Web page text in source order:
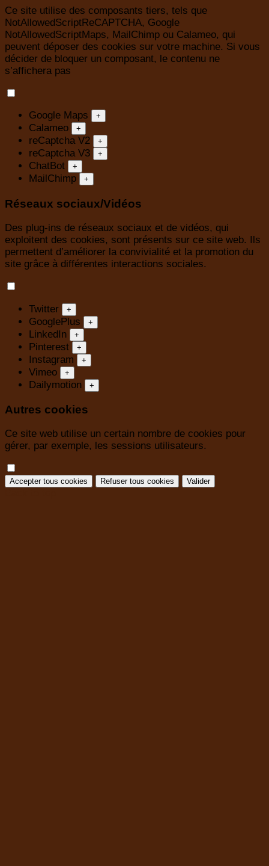
Ce site utilise des composants tiers, tels que
NotAllowedScriptReCAPTCHA, Google
NotAllowedScriptMaps, MailChimp ou Calameo, qui
peuvent déposer des cookies sur votre machine. Si vous
décider de bloquer un composant, le contenu ne
s’affichera pas
Google Maps +
Calameo +
reCaptcha V2 +
reCaptcha V3 +
ChatBot +
MailChimp +
Réseaux sociaux/Vidéos
Des plug-ins de réseaux sociaux et de vidéos, qui
exploitent des cookies, sont présents sur ce site web. Ils
permettent d’améliorer la convivialité et la promotion du
site grâce à différentes interactions sociales.
Twitter +
GooglePlus +
LinkedIn +
Pinterest +
Instagram +
Vimeo +
Dailymotion +
Autres cookies
Ce site web utilise un certain nombre de cookies pour
gérer, par exemple, les sessions utilisateurs.
Accepter tous cookies Refuser tous cookies Valider